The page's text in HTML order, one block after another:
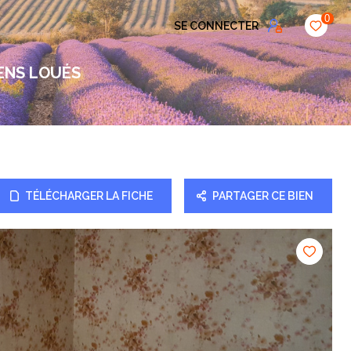
SE CONNECTER
0
LOUÉS
TÉLÉCHARGER LA FICHE PARTAGER CE BIEN